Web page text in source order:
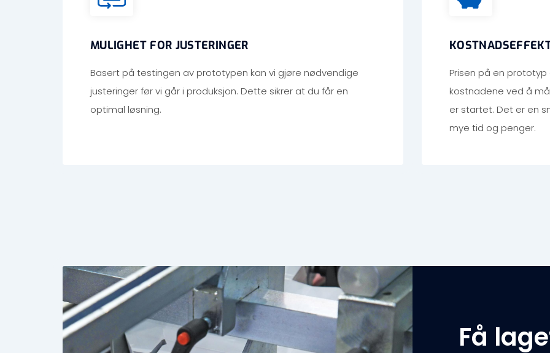
MULIGHET FOR JUSTERINGER
Basert på testingen av prototypen kan vi gjøre nødvendige
justeringer før vi går i produksjon. Dette sikrer at du får en
optimal løsning.
Prisen på en
kostnadene ved å
er startet. Det er en
mye tid og penger.
Få